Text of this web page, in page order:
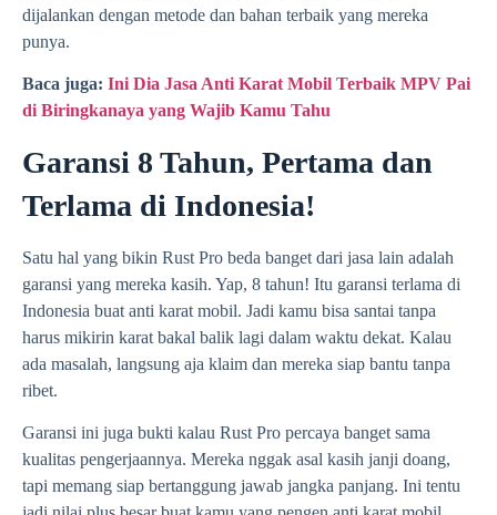
dijalankan dengan metode dan bahan terbaik yang mereka
punya.
Baca juga: Ini Dia Jasa Anti Karat Mobil Terbaik MPV Pai
di Biringkanaya yang Wajib Kamu Tahu
Garansi 8 Tahun, Pertama dan
Terlama di Indonesia!
Satu hal yang bikin Rust Pro beda banget dari jasa lain adalah
garansi yang mereka kasih. Yap, 8 tahun! Itu garansi terlama di
Indonesia buat anti karat mobil. Jadi kamu bisa santai tanpa
harus mikirin karat bakal balik lagi dalam waktu dekat. Kalau
ada masalah, langsung aja klaim dan mereka siap bantu tanpa
ribet.
Garansi ini juga bukti kalau Rust Pro percaya banget sama
kualitas pengerjaannya. Mereka nggak asal kasih janji doang,
tapi memang siap bertanggung jawab jangka panjang. Ini tentu